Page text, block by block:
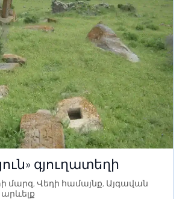
գյուղատեղի
մարզ, Վեդի համայնք, Այգավան
արևելք